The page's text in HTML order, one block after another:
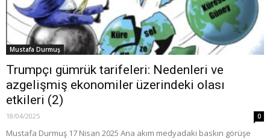
Mustafa Durmuş
Trumpçı gümrük tarifeleri: Nedenleri ve
azgelişmiş ekonomiler üzerindeki olası
etkileri (2)
18/04/2025 0
Mustafa Durmuş 17 Nisan 2025 Ana akım medyadaki baskın görüşe